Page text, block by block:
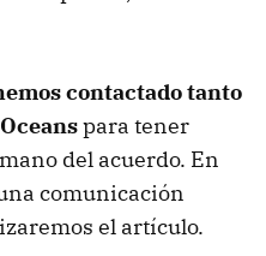
contactado tanto
para tener
del acuerdo. En
comunicación
el artículo.